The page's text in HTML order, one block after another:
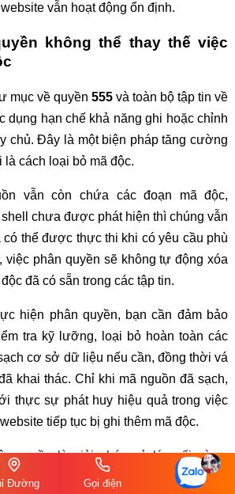
vẫn hoạt động ổn định.
không thể thay thế việc
mục về quyền 555 và toàn bộ tập tin về
dụng hạn chế khả năng ghi hoặc chỉnh
chủ. Đây là một biện pháp tăng cường
là cách loại bỏ mã độc.
vẫn còn chứa các đoạn mã độc,
chưa được phát hiện thì chúng vẫn
có thể được thực thi khi có yêu cầu phù
việc phân quyền sẽ không tự động xóa
đã có sẵn trong các tập tin.
hiện phân quyền, bạn cần đảm bảo
tra kỹ lưỡng, loại bỏ hoàn toàn các
cơ sở dữ liệu nếu cần, đồng thời vá
khai thác. Chỉ khi mã nguồn đã sạch,
thực sự phát huy hiệu quả trong việc
tiếp tục bị ghi thêm mã độc.
quyền là giải pháp xử lý cuối cùng.
một backdoor hoặc một đoạn mã PHP
Đường Gọi điện